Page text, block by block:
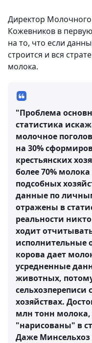
Директор
Кожевников в
на то, что если
строится и вся
молока.
"Проблема
статистика
молочное
на 30%
крестьянских
более 70%
подсобных
данные по
отражены в
реальности
ходит
исполнительные
корова дает
усредненные
животных,
хозяйствах.
млн тонн молока,
"нарисованы" в
Даже Минсельхоз